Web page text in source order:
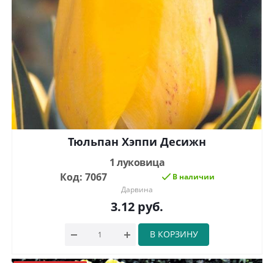
Тюльпан Хэппи Десижн
1 луковица
Код: 7067
В наличии
Дарвина
3.12 руб.
В КОРЗИНУ